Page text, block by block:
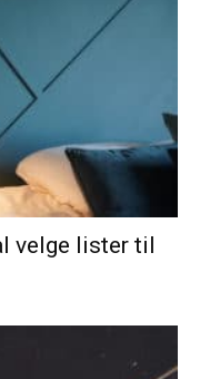
velge lister til